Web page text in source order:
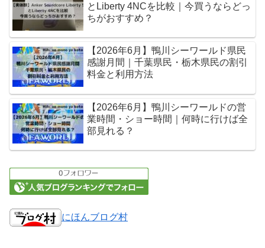
とLiberty 4NCを比較｜今買うならどっ
ちがおすすめ？
【2026年6月】鴨川シーワールド県民
感謝月間｜千葉県民・栃木県民の割引
料金と利用方法
【2026年6月】鴨川シーワールドの営
業時間・ショー時間｜何時に行けば全
部見れる？
にほんブログ村